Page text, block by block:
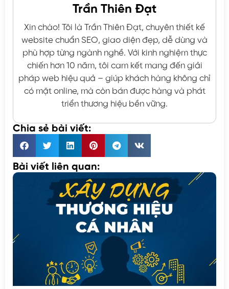
Trần Thiên Đạt
Xin chào! Tôi là Trần Thiên Đạt, chuyên thiết kế
website chuẩn SEO, giao diện đẹp, dễ dùng và
phù hợp từng ngành nghề. Với kinh nghiệm thực
chiến hơn 10 năm, tôi cam kết mang đến giải
pháp web hiệu quả – giúp khách hàng không chỉ
có mặt online, mà còn bán được hàng và phát
triển thương hiệu bền vững.
Chia sẻ bài viết:
Bài viết liên quan: